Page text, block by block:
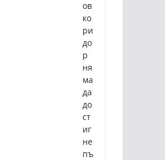
ов
ко
ри
до
р
ня
ма
да
до
ст
иг
не
пъ